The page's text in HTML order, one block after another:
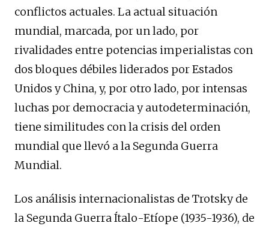
conflictos actuales. La actual situación
mundial, marcada, por un lado, por
rivalidades entre potencias imperialistas con
dos bloques débiles liderados por Estados
Unidos y China, y, por otro lado, por intensas
luchas por democracia y autodeterminación,
tiene similitudes con la crisis del orden
mundial que llevó a la Segunda Guerra
Mundial.
Los análisis internacionalistas de Trotsky de
la Segunda Guerra Ítalo-Etíope (1935-1936), de